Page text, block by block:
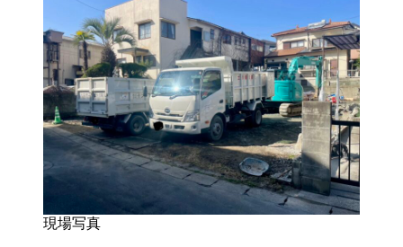
現場写真